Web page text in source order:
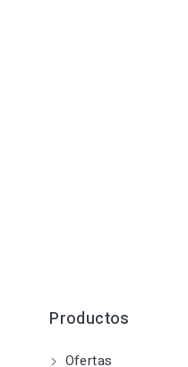
Productos
Ofertas